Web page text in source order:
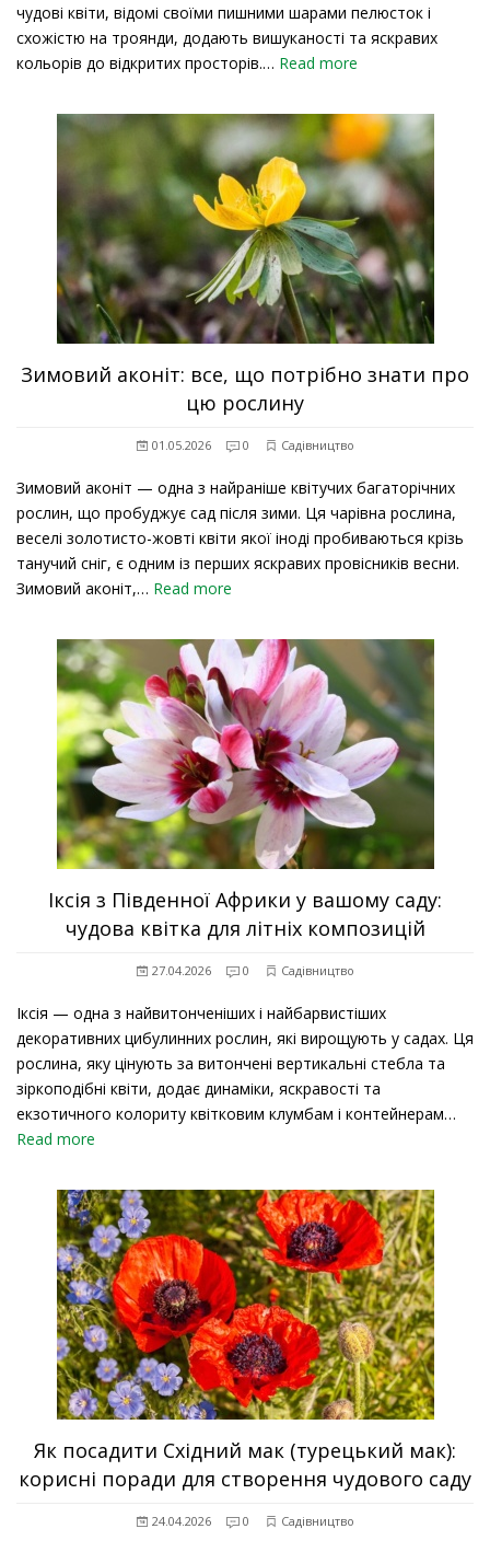
чудові квіти, відомі своїми пишними шарами пелюсток і
схожістю на троянди, додають вишуканості та яскравих
кольорів до відкритих просторів.… Read more
Зимовий аконіт: все, що потрібно знати про
цю рослину
01.05.2026 0 Садівництво
Зимовий аконіт — одна з найраніше квітучих багаторічних
рослин, що пробуджує сад після зими. Ця чарівна рослина,
веселі золотисто-жовті квіти якої іноді пробиваються крізь
танучий сніг, є одним із перших яскравих провісників весни.
Зимовий аконіт,… Read more
Іксія з Південної Африки у вашому саду:
чудова квітка для літніх композицій
27.04.2026 0 Садівництво
Іксія — одна з найвитонченіших і найбарвистіших
декоративних цибулинних рослин, які вирощують у садах. Ця
рослина, яку цінують за витончені вертикальні стебла та
зіркоподібні квіти, додає динаміки, яскравості та
екзотичного колориту квітковим клумбам і контейнерам…
Read more
Як посадити Східний мак (турецький мак):
корисні поради для створення чудового саду
24.04.2026 0 Садівництво